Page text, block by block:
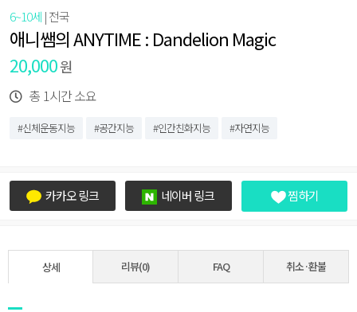
6~10세 | 전국
애니쌤의 ANYTIME : Dandelion Magic
20,000원
총 1시간 소요
#신체운동지능 #공간지능 #인간친화지능 #자연지능
카카오 링크 네이버 링크 찜하기
상세 리뷰(0) FAQ 취소·환불